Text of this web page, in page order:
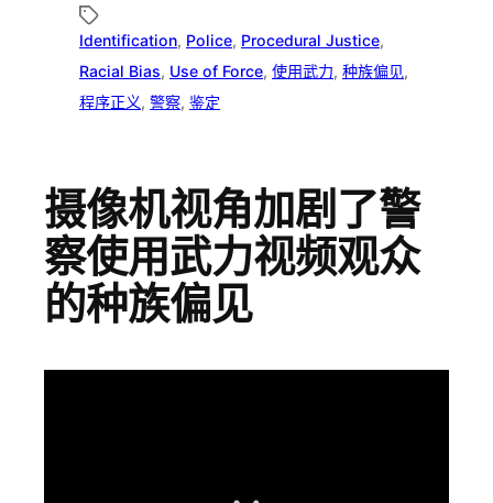
Identification, Police, Procedural Justice
Racial Bias, Use of Force, 使用武力, 种族偏见
程序正义, 警察, 鉴定
摄像机视角加剧了警
察使用武力视频观众
的种族偏见